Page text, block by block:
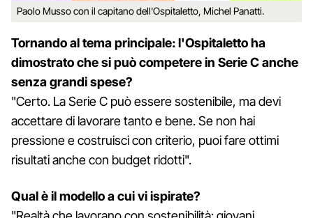
Paolo Musso con il capitano dell'Ospitaletto, Michel Panatti.
Tornando al tema principale: l'Ospitaletto ha
dimostrato che si può competere in Serie C anche
senza grandi spese?
"Certo. La Serie C può essere sostenibile, ma devi
accettare di lavorare tanto e bene. Se non hai
pressione e costruisci con criterio, puoi fare ottimi
risultati anche con budget ridotti".
Qual è il modello a cui vi ispirate?